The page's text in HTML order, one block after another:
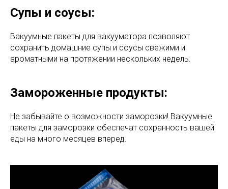
Супы и соусы:
Вакуумные пакеты для вакууматора позволяют
сохранить домашние супы и соусы свежими и
ароматными на протяжении нескольких недель.
Замороженные продукты:
Не забывайте о возможности заморозки! Вакуумные
пакеты для заморозки обеспечат сохранность вашей
еды на много месяцев вперед.